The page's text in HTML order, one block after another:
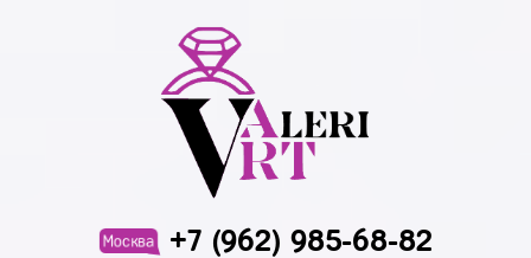
Москва +7 (962) 985-68-82